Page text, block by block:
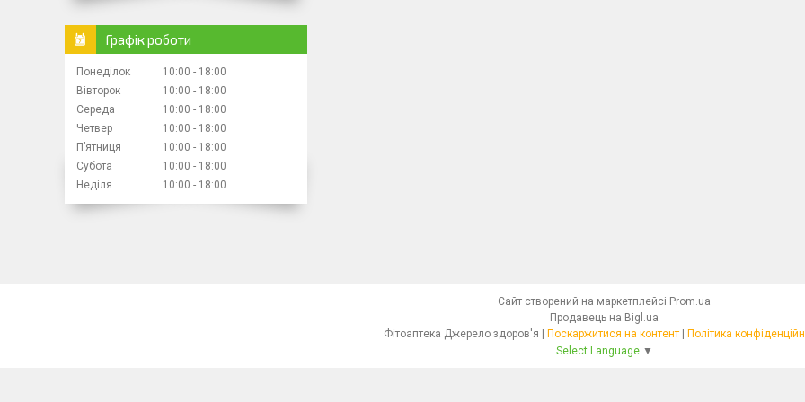
Графік роботи
Понеділок 10:00
18:00
Вівторок
10:00
18:00
Середа
10:00
18:00
Четвер
10:00
18:00
Пʼятниця
10:00
18:00
Субота
10:00
18:00
Неділя
10:00 18:00
Сайт створений на маркетплейсі Prom.ua
Продавець на Bigl.ua
Поскаржитися на контент
Політика
Select Language ▼